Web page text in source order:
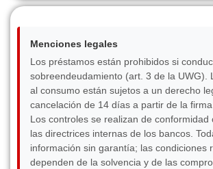
Menciones legales
Los préstamos están prohibidos si
sobreendeudamiento (art. 3 de la UWG).
al consumo están sujetos a un derecho
cancelación de 14 días a partir de la
Los controles se realizan de conformidad
las directrices internas de los bancos.
información sin garantía; las condiciones
dependen de la solvencia y de las